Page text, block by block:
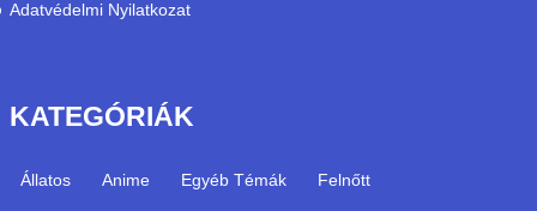
Adatvédelmi Nyilatkozat
KATEGÓRIÁK
Állatos Anime Egyéb Témák Felnőtt